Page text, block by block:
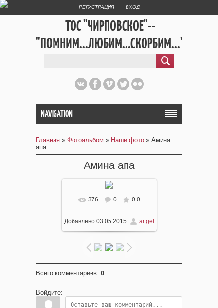
РЕГИСТРАЦИЯ ВХОД
ТОС "ЧИРПОВСКОЕ"--
"ПОМНИМ...ЛЮБИМ...СКОРБИМ..."
NAVIGATION
Главная » Фотоальбом » Наши фото » Амина
апа
Амина апа
В реальном размере
604x453/ 59.4Kb
376 0 0.0
Добавлено03.05.2015 angel
Всего комментариев: 0
Войдите: